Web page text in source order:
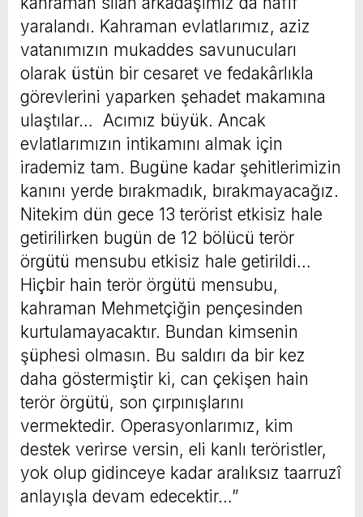
yaralandı. Kahraman evlatlarımız, aziz
vatanımızın mukaddes savunucuları
olarak üstün bir cesaret ve fedakârlıkla
görevlerini yaparken şehadet makamına
ulaştılar… Acımız büyük. Ancak
evlatlarımızın intikamını almak için
irademiz tam. Bugüne kadar şehitlerimizin
kanını yerde bırakmadık, bırakmayacağız.
Nitekim dün gece 13 terörist etkisiz hale
getirilirken bugün de 12 bölücü terör
örgütü mensubu etkisiz hale getirildi…
Hiçbir hain terör örgütü mensubu,
kahraman Mehmetçiğin pençesinden
kurtulamayacaktır. Bundan kimsenin
şüphesi olmasın. Bu saldırı da bir kez
daha göstermiştir ki, can çekişen hain
terör örgütü, son çırpınışlarını
vermektedir. Operasyonlarımız, kim
destek verirse versin, eli kanlı teröristler,
yok olup gidinceye kadar aralıksız taarruzî
anlayışla devam edecektir…”